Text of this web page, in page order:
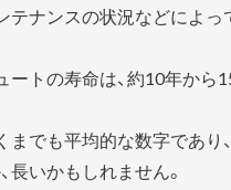
テナンスの状況などによっ
ートの寿命は、約10年から
までも平均的な数字であり
長いかもしれません。